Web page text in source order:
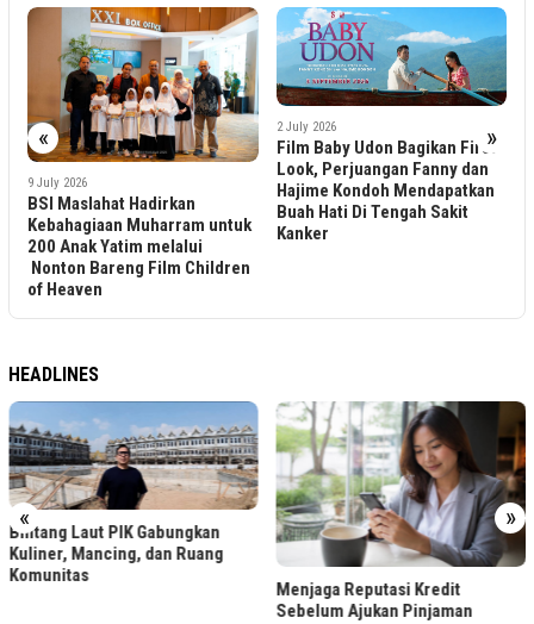
« »
9 July 2026
BSI Maslahat Hadirkan
Kebahagiaan Muharram untuk
200 Anak Yatim melalui
Nonton Bareng Film Children
of Heaven
2 July 2026
Film Baby Udon Bagikan First
Look, Perjuangan Fanny dan
Hajime Kondoh Mendapatkan
Buah Hati Di Tengah Sakit
Kanker
HEADLINES
« »
Bintang Laut PIK Gabungkan
Kuliner, Mancing, dan Ruang
Komunitas
Menjaga Reputasi Kredit
Sebelum Ajukan Pinjaman